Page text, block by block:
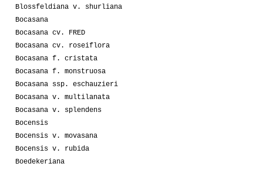
Blossfeldiana v. shurliana
Bocasana
Bocasana cv. FRED
Bocasana cv. roseiflora
Bocasana f. cristata
Bocasana f. monstruosa
Bocasana ssp. eschauzieri
Bocasana v. multilanata
Bocasana v. splendens
Bocensis
Bocensis v. movasana
Bocensis v. rubida
Boedekeriana